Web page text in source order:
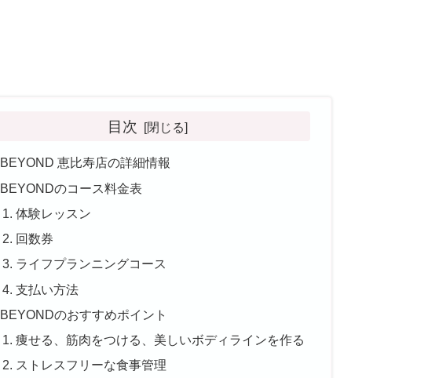
目次
BEYOND 恵比寿店の詳細情報
BEYONDのコース料金表
体験レッスン
回数券
ライフプランニングコース
支払い方法
BEYONDのおすすめポイント
痩せる、筋肉をつける、美しいボディラインを作る
ストレスフリーな食事管理